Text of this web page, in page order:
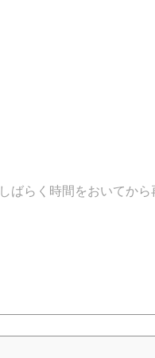
ばらく時間をおいてから